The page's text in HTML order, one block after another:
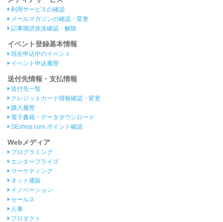
利用サービスの確認
メールマガジンの確認・変更
記事購読状況確認・解除
イベント登録基本情報
現在申込中のイベント
イベント申込履歴
送付先情報・支払情報
送付先一覧
クレジットカード情報確認・変更
購入履歴
電子書籍・データダウンロード
SEshop.com ポイント確認
Webメディア
プログラミング
エンタープライズ
マーケティング
ネット通販
イノベーション
セールス
人事
プロダクト